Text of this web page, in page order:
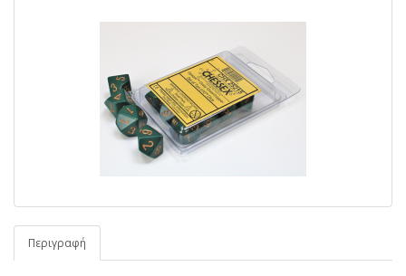
Περιγραφή